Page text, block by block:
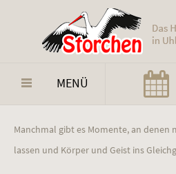
MENÜ
Manchmal gibt es Momente, an denen
lassen und Körper und Geist ins